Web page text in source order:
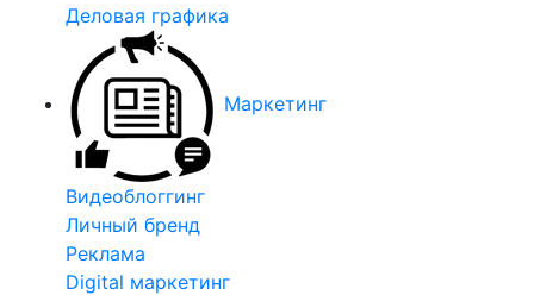
Деловая графика
Маркетинг
Видеоблоггинг
Личный бренд
Реклама
Digital маркетинг